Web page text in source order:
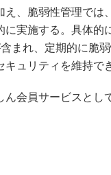
え、脆弱性管理では
に実施する。具体的
まれ、定期的に脆
ュリティを維持で
会員サービスとし